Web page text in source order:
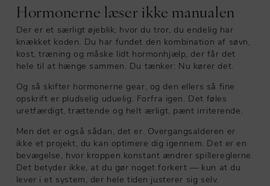
Hormonerne læser ikke manualen
Der er et særligt øjeblik, hvor du tror, du endelig har
knækket koden. Du har fundet den kombination af søvn,
kost, træning og måske lidt hormonhjælp, der får det
hele til at hænge sammen. Du tænker: Nu kører det.
Og så skifter hormonerne gear, og den ellers så fine
opskrift er pludselig uduelig. Forfra igen. Det føles
uretfærdigt, trættende og helt ærligt, pænt irriterende.
Men det er også sådan, det er. Overgangsalderen er
ikke et projekt, du kan optimere dig igennem. Det er en
bevægelse, hvor kroppen konstant ændrer spillereglerne.
Det betyder ikke, at du gør noget forkert — kun at du
lever i et system, der hele tiden justerer sig selv.